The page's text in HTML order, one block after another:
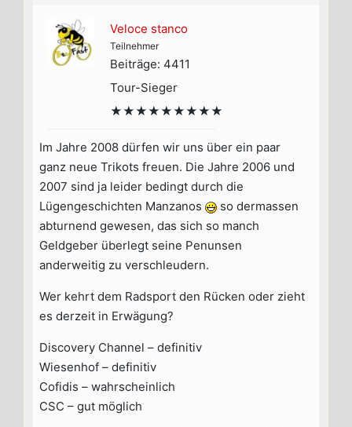
Veloce stanco
Teilnehmer
Beiträge: 4411
Tour-Sieger
★★★★★★★★★
Im Jahre 2008 dürfen wir uns über ein paar
ganz neue Trikots freuen. Die Jahre 2006 und
2007 sind ja leider bedingt durch die
Lügengeschichten Manzanos
so dermassen
abturnend gewesen, das sich so manch
Geldgeber überlegt seine Penunsen
anderweitig zu verschleudern.
Wer kehrt dem Radsport den Rücken oder zieht
es derzeit in Erwägung?
Discovery Channel – definitiv
Wiesenhof – definitiv
Cofidis – wahrscheinlich
CSC – gut möglich